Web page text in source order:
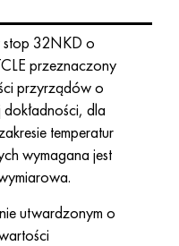
stop 32NKD o
przeznaczony
przyrządów o
dla
temperatur
wymagana jest
utwardzonym o